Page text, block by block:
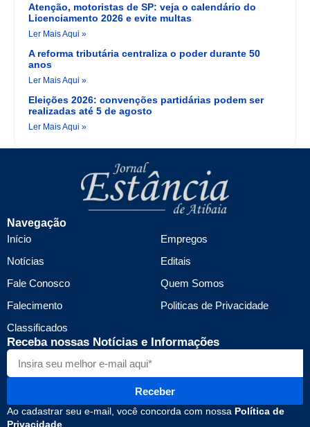
Atenção, motoristas de SP: veja o calendário do
Licenciamento 2026 e evite multas
Ler Mais Aqui »
A reforma tributária centraliza o poder durante 50
anos
Ler Mais Aqui »
Eleições 2026: convenções partidárias podem ser
realizadas até 5 de agosto
Ler Mais Aqui »
Navegação
Início
Notícias
Fale Conosco
Falecimento
Classificados
Empregos
Editais
Quem Somos
Politicas de Privacidade
Receba nossas Notícias e Informações
Receber
Ao cadastrar seu e-mail, você concorda com nossa Política de
Privacidade